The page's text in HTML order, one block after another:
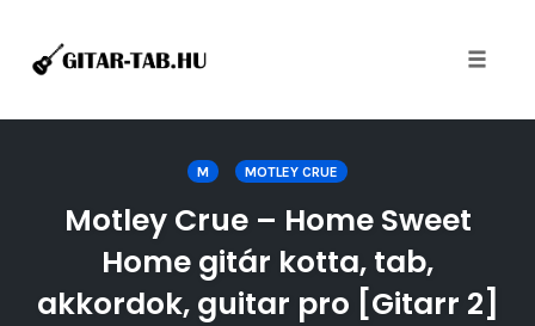
M MOTLEY CRUE
Motley Crue – Home Sweet
Home gitár kotta, tab,
akkordok, guitar pro [Gitarr 2]